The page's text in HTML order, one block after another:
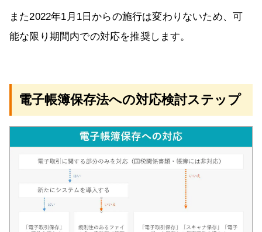
また2022年1月1日からの施行は変わりないため、可
能な限り期間内での対応を推奨します。
電子帳簿保存法への対応検討ステップ